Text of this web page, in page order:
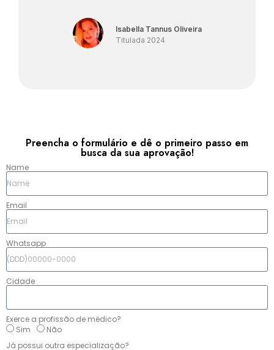
Isabella Tannus Oliveira
Titulada 2024
Preencha o formulário e dê o primeiro passo em
busca da sua aprovação!​
Name
Email
Whatsapp
Cidade
Exerce a profissão de médico?
Sim
Não
Já possui outra especialização?